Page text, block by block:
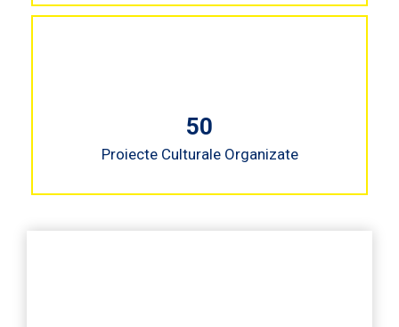
50
Proiecte Culturale Organizate